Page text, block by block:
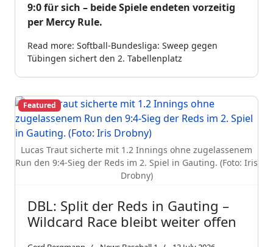
9:0 für sich – beide Spiele endeten vorzeitig
per Mercy Rule.
Read more: Softball-Bundesliga: Sweep gegen
Tübingen sichert den 2. Tabellenplatz
Lucas Traut sicherte mit 1.2 Innings ohne zugelassenem
Run den 9:4-Sieg der Reds im 2. Spiel in Gauting. (Foto: Iris
Drobny)
Featured
DBL: Split der Reds in Gauting –
Wildcard Race bleibt weiter offen